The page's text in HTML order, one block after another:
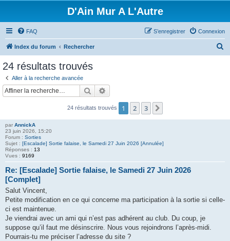
D'Ain Mur A L'Autre
FAQ Connexion
S’enregistrer
Index du forum Rechercher
c
24 résultats trouvés
Aller à la recherche avancée
Rechercher
24 résultats trouvés 1 2 3
par AnnickA
23 juin 2026, 15:20
Forum : Sorties
Sujet : [Escalade] Sortie falaise, le Samedi 27 Juin 2026 [Annulée]
Réponses : 13
Vues : 9169
Re: [Escalade] Sortie falaise, le Samedi 27 Juin 2026
[Complet]
Salut Vincent,
Petite modification en ce qui concerne ma participation à la sortie si celle-
ci est maintenue.
Je viendrai avec un ami qui n’est pas adhérent au club. Du coup, je
suppose qu’il faut me désinscrire. Nous vous rejoindrons l’après-midi.
Pourrais-tu me préciser l’adresse du site ?